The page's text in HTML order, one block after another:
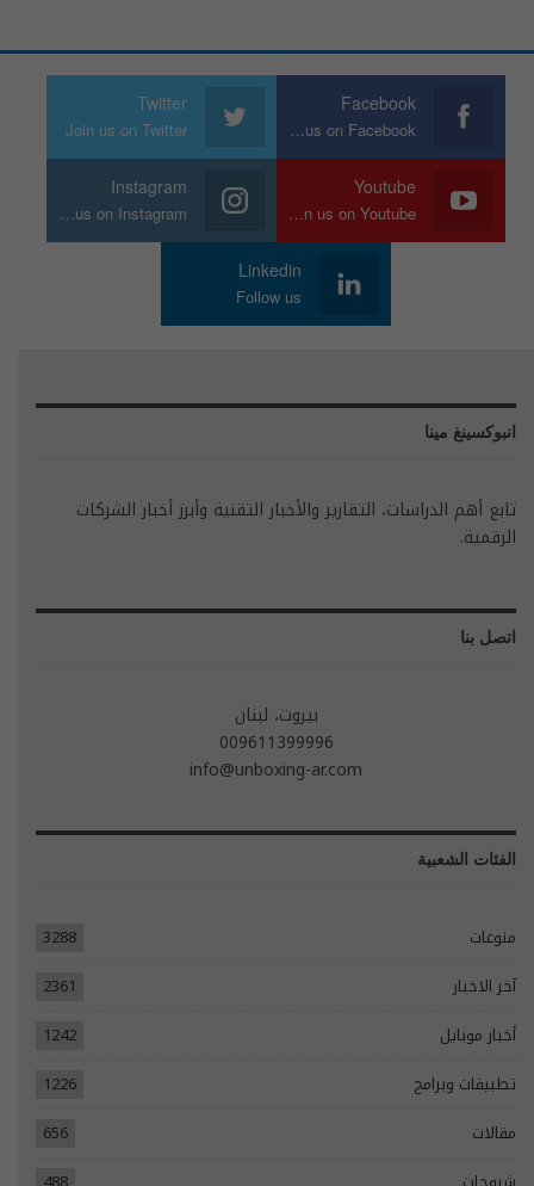
Facebook
Join us on Facebook
Twitter
Join us on Twitter
Youtube
Join us on Youtube
Instagram
Join us on Instagram
Linkedin
Follow us
انبوكسينغ مينا
تابع أهم الدراسات، التقارير والأخبار التقنية وأبرز أخبار الشركات
الرقمية.
اتصل بنا
بيروت، لبنان
009611399996
info@unboxing-ar.com
الفئات الشعبية
منوعات
3288
آخر الاخبار
2361
أخبار موبايل
1242
تطبيقات وبرامج
1226
مقالات
656